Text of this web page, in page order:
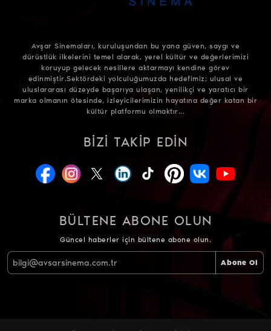
Avşar Sinemaları, kuruluşundan bu yana güven, saygı ve
dürüstlük ilkelerini temel alarak, yerel kültür ve değerlerimizi
koruyup gelecek nesillere aktarmayı kendine görev
edinmiştir.Sektördeki yolculuğumuzda hedefimiz; ulusal ve
uluslararası düzeyde başarıya ulaşan, yenilikçi ve yaratıcı bir
marka olmanın ötesinde, izleyicilerimizin hayatına değer katan bir
kültür platformu olmaktır...
BIZI TAKIP EDIN
BÜLTENE ABONE OLUN
Güncel haberler için bültene abone olun.
Abone Ol